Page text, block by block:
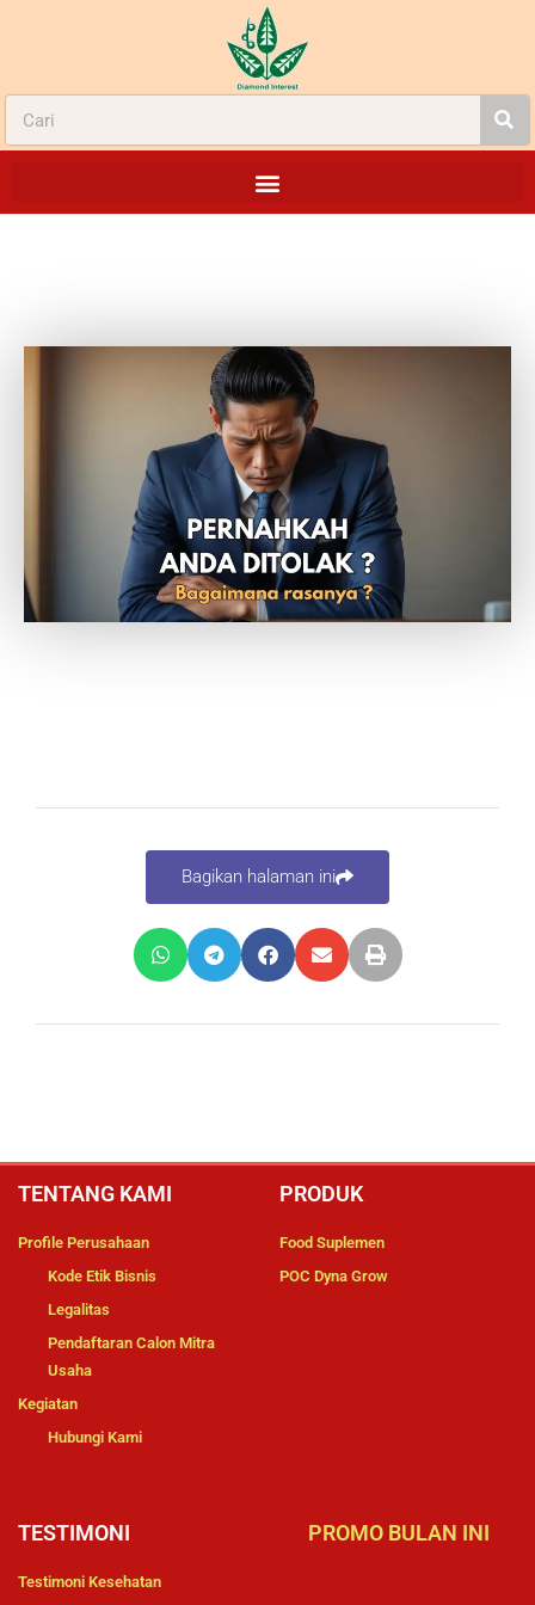
Bagikan halaman ini
TENTANG KAMI
Profile Perusahaan
Kode Etik Bisnis
Legalitas
Pendaftaran Calon Mitra
Usaha
Kegiatan
Hubungi Kami
PRODUK
Food Suplemen
POC Dyna Grow
TESTIMONI
Testimoni Kesehatan
PROMO BULAN INI